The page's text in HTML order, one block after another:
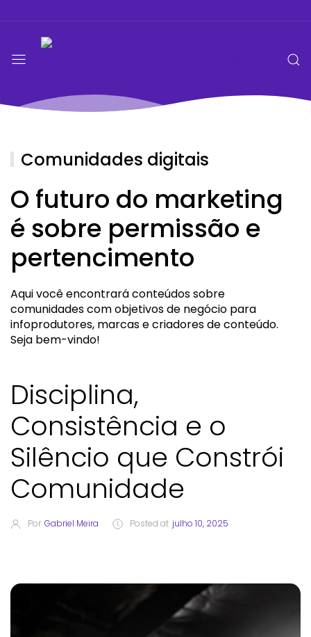
Comunidades digitais
O futuro do marketing
é sobre permissão e
pertencimento
Aqui você encontrará conteúdos sobre
comunidades com objetivos de negócio para
infoprodutores, marcas e criadores de conteúdo.
Seja bem-vindo!
Disciplina,
Consistência e o
Silêncio que Constrói
Comunidade
Por Gabriel Meira Posted at julho 10, 2025